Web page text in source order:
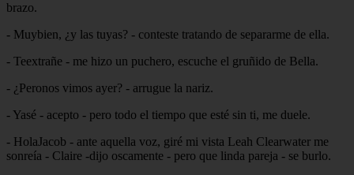
brazo.
- Muybien, ¿y las tuyas? - conteste tratando de separarme de ella.
- Teextrañe - me hizo un puchero, escuche el gruñido de Bella.
- ¿Peronos vimos ayer? - arrugue la nariz.
- Yasé - acepto - pero todo el tiempo que esté sin ti, me duele.
- HolaJacob - ante aquella voz, giré mi vista Leah Clearwater me
sonreía - Claire -dijo oscamente - pero que linda pareja - se burlo.